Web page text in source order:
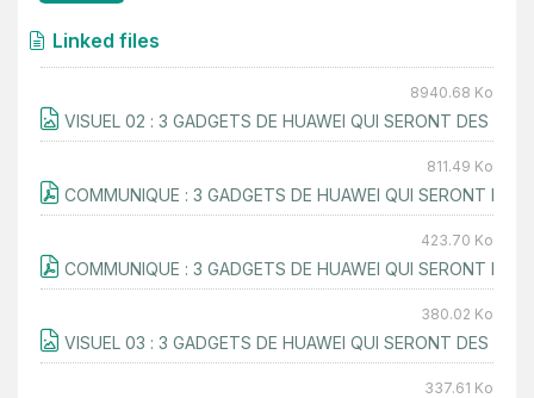
Linked files
VISUEL 02 : 3 GADGETS DE HUAWEI QUI SERONT DES
8940.68 Ko
COMMUNIQUE : 3 GADGETS DE HUAWEI QUI SERONT
811.49 Ko
COMMUNIQUE : 3 GADGETS DE HUAWEI QUI SERONT
423.70 Ko
VISUEL 03 : 3 GADGETS DE HUAWEI QUI SERONT DES
380.02 Ko
337.61 Ko